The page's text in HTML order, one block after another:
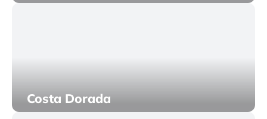
Costa Dorada